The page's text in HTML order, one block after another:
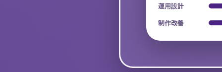
運用設計
制作改善